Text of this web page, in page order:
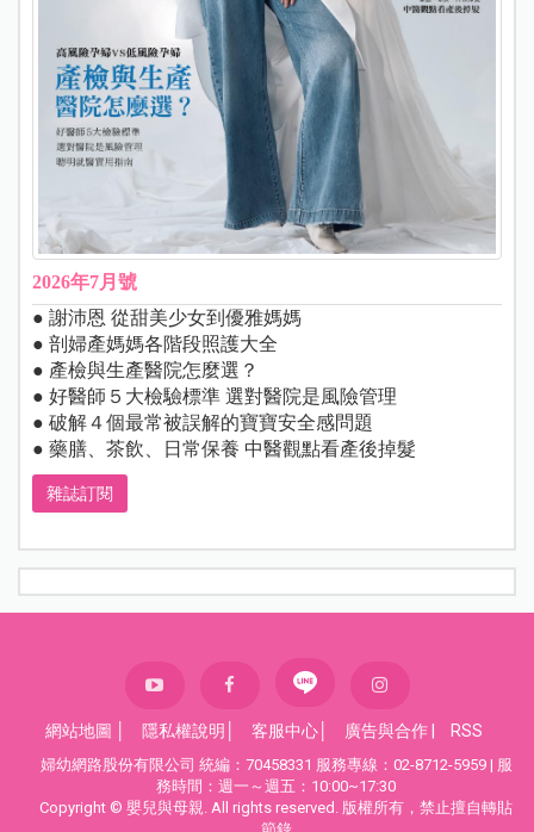
2026年7月號
● 謝沛恩 從甜美少女到優雅媽媽
● 剖婦產媽媽各階段照護大全
● 產檢與生產醫院怎麼選？
● 好醫師５大檢驗標準 選對醫院是風險管理
● 破解４個最常被誤解的寶寶安全感問題
● 藥膳、茶飲、日常保養 中醫觀點看產後掉髮
雜誌訂閱
網站地圖 隱私權說明 客服中心 廣告與合作 RSS
婦幼網路股份有限公司 統編：70458331 服務專線：02-8712-5959 | 服
務時間：週一～週五：10:00~17:30
Copyright © 嬰兒與母親. All rights reserved. 版權所有，禁止擅自轉貼